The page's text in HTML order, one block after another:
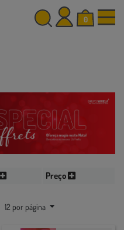
0
Preço
12 por página